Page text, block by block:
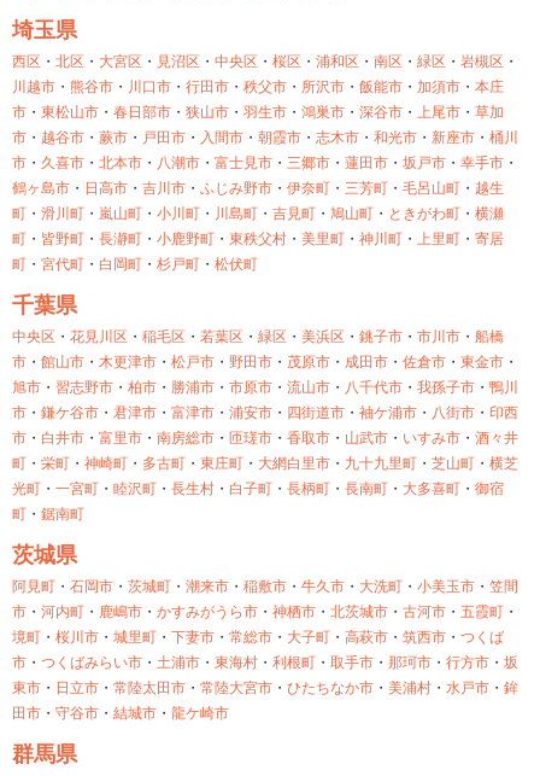
埼玉県
西区 ・ 北区 ・ 大宮区 ・ 見沼区 ・ 中央区 ・ 桜区 ・ 浦和区 ・ 南区 ・ 緑区 ・ 岩槻区 ・
川越市 ・ 熊谷市 ・ 川口市 ・ 行田市 ・ 秩父市 ・ 所沢市 ・ 飯能市 ・ 加須市 ・ 本庄
市 ・ 東松山市 ・ 春日部市 ・ 狭山市 ・ 羽生市 ・ 鴻巣市 ・ 深谷市 ・ 上尾市 ・ 草加
市 ・ 越谷市 ・ 蕨市 ・ 戸田市 ・ 入間市 ・ 朝霞市 ・ 志木市 ・ 和光市 ・ 新座市 ・ 桶川
市 ・ 久喜市 ・ 北本市 ・ 八潮市 ・ 富士見市 ・ 三郷市 ・ 蓮田市 ・ 坂戸市 ・ 幸手市 ・
鶴ヶ島市 ・ 日高市 ・ 吉川市 ・ ふじみ野市 ・ 伊奈町 ・ 三芳町 ・ 毛呂山町 ・ 越生
町 ・ 滑川町 ・ 嵐山町 ・ 小川町 ・ 川島町 ・ 吉見町 ・ 鳩山町 ・ ときがわ町 ・ 横瀬
町 ・ 皆野町 ・ 長瀞町 ・ 小鹿野町 ・ 東秩父村 ・ 美里町 ・ 神川町 ・ 上里町 ・ 寄居
町 ・ 宮代町 ・ 白岡町 ・ 杉戸町 ・ 松伏町
千葉県
中央区 ・ 花見川区 ・ 稲毛区 ・ 若葉区 ・ 緑区 ・ 美浜区 ・ 銚子市 ・ 市川市 ・ 船橋
市 ・ 館山市 ・ 木更津市 ・ 松戸市 ・ 野田市 ・ 茂原市 ・ 成田市 ・ 佐倉市 ・ 東金市 ・
旭市 ・ 習志野市 ・ 柏市 ・ 勝浦市 ・ 市原市 ・ 流山市 ・ 八千代市 ・ 我孫子市 ・ 鴨川
市 ・ 鎌ケ谷市 ・ 君津市 ・ 富津市 ・ 浦安市 ・ 四街道市 ・ 袖ケ浦市 ・ 八街市 ・ 印西
市 ・ 白井市 ・ 富里市 ・ 南房総市 ・ 匝瑳市 ・ 香取市 ・ 山武市 ・ いすみ市 ・ 酒々井
町 ・ 栄町 ・ 神崎町 ・ 多古町 ・ 東庄町 ・ 大網白里市 ・ 九十九里町 ・ 芝山町 ・ 横芝
光町 ・ 一宮町 ・ 睦沢町 ・ 長生村 ・ 白子町 ・ 長柄町 ・ 長南町 ・ 大多喜町 ・ 御宿
町 ・ 鋸南町
茨城県
阿見町 ・ 石岡市 ・ 茨城町 ・ 潮来市 ・ 稲敷市 ・ 牛久市 ・ 大洗町 ・ 小美玉市 ・ 笠間
市 ・ 河内町 ・ 鹿嶋市 ・ かすみがうら市 ・ 神栖市 ・ 北茨城市 ・ 古河市 ・ 五霞町 ・
境町 ・ 桜川市 ・ 城里町 ・ 下妻市 ・ 常総市 ・ 大子町 ・ 高萩市 ・ 筑西市 ・ つくば
市 ・ つくばみらい市 ・ 土浦市 ・ 東海村 ・ 利根町 ・ 取手市 ・ 那珂市 ・ 行方市 ・ 坂
東市 ・ 日立市 ・ 常陸太田市 ・ 常陸大宮市 ・ ひたちなか市 ・ 美浦村 ・ 水戸市 ・ 鉾
田市 ・ 守谷市 ・ 結城市 ・ 龍ケ崎市
群馬県